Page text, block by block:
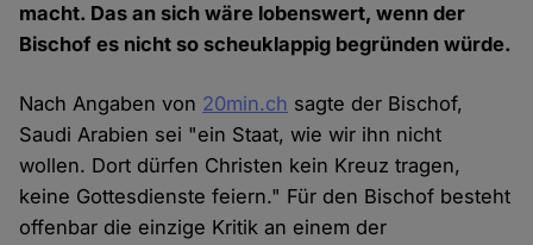
macht. Das an sich wäre lobenswert, wenn der
Bischof es nicht so scheuklappig begründen würde.
Nach Angaben von 20min.ch sagte der Bischof,
Saudi Arabien sei "ein Staat, wie wir ihn nicht
wollen. Dort dürfen Christen kein Kreuz tragen,
keine Gottesdienste feiern." Für den Bischof besteht
offenbar die einzige Kritik an einem der